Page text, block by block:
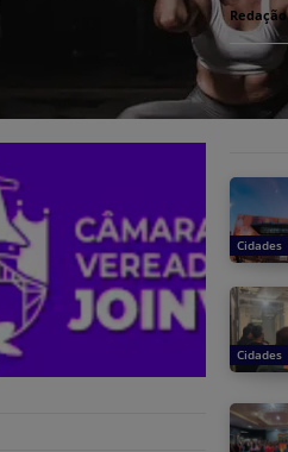
Redação
Cidades
Cidades